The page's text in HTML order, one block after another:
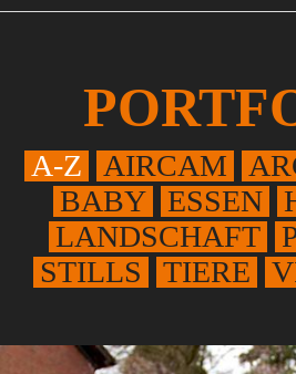
A-Z AIRCAM
BABY
ESSEN
LANDSCHAFT
STILLS
TIERE